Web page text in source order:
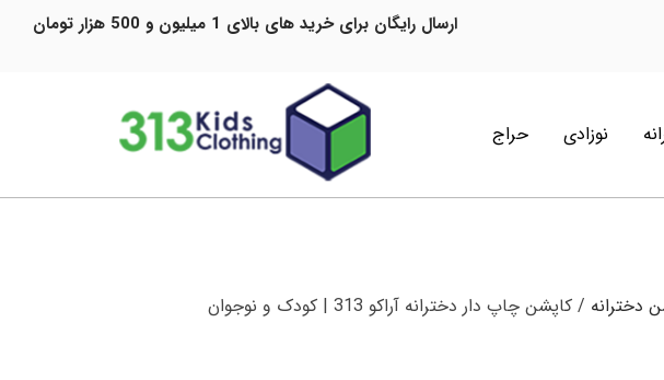
ارسال رایگان برای خرید های بالای 1 میلیون و 500 هزار تومان
نوزادی حراج
دخترانه / کاپشن چاپ‌ دار دخترانه آراکو 313 | کودک و نوجوان